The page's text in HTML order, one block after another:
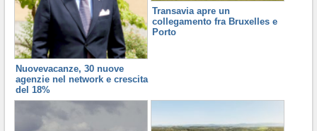
Nuovevacanze, 30 nuove
agenzie nel network e crescita
del 18%
Transavia apre un
collegamento fra Bruxelles e
Porto